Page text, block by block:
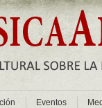
Eventos